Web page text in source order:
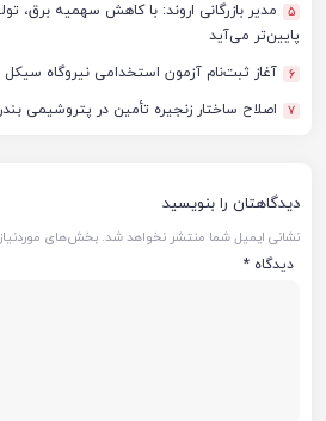
5
مدیر بازرگانی اروند: با کاهش سهمیه برق،
پایین‌تر می‌آید
6 آغاز ثبت‌نام آزمون استخدامی نیروگاه سیکل
7 اصلاح ساختار زنجیره تأمین در پتروشیمی
دیدگاهتان را بنویسید
نشانی ایمیل شما منتشر نخواهد شد. بخش‌های
دیدگاه *